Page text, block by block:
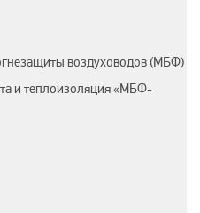
воздуховодов (МБФ)
и теплоизоляция «МБФ-